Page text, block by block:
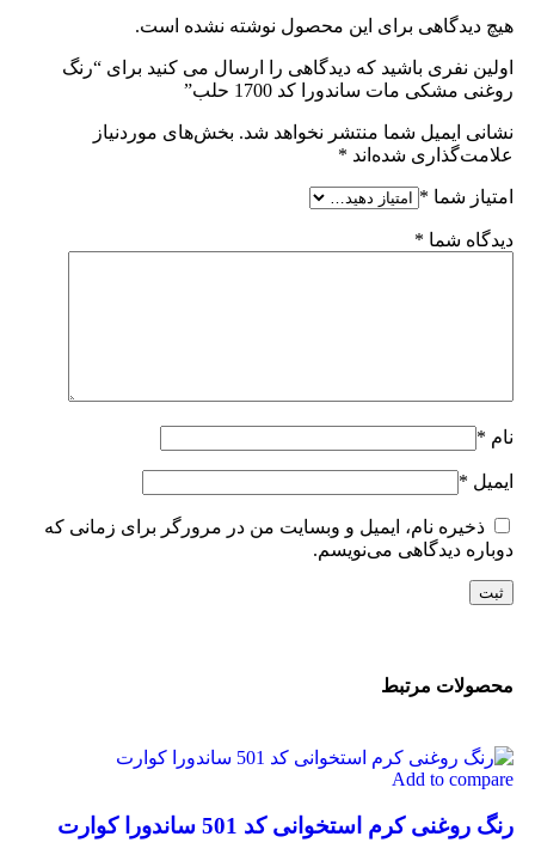
هیچ دیدگاهی برای این محصول نوشته نشده است.
اولین نفری باشید که دیدگاهی را ارسال می کنید برای “رنگ
روغنی مشکی مات ساندورا کد 1700 حلب”
نشانی ایمیل شما منتشر نخواهد شد. بخش‌های موردنیاز
علامت‌گذاری شده‌اند *
امتیاز شما *
دیدگاه شما *
نام *
ایمیل *
ذخیره نام، ایمیل و وبسایت من در مرورگر برای زمانی که
دوباره دیدگاهی می‌نویسم.
محصولات مرتبط
Add to compare
رنگ روغنی کرم استخوانی کد 501 ساندورا کوارت